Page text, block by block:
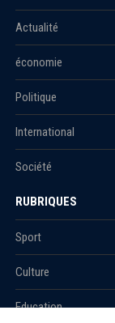
Actualité
économie
Politique
International
Société
RUBRIQUES
Sport
Culture
Education